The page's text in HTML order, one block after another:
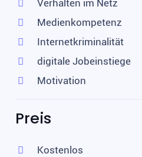
Verhalten im Netz
Medienkompetenz
Internetkriminalität
digitale Jobeinstiege
Motivation
Preis
Kostenlos